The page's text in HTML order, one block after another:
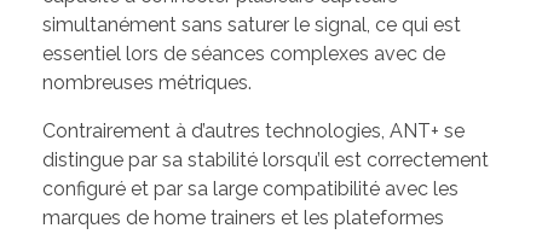
simultanément sans saturer le signal, ce qui est
essentiel lors de séances complexes avec de
nombreuses métriques.
Contrairement à d’autres technologies, ANT+ se
distingue par sa stabilité lorsqu’il est correctement
configuré et par sa large compatibilité avec les
marques de home trainers et les plateformes